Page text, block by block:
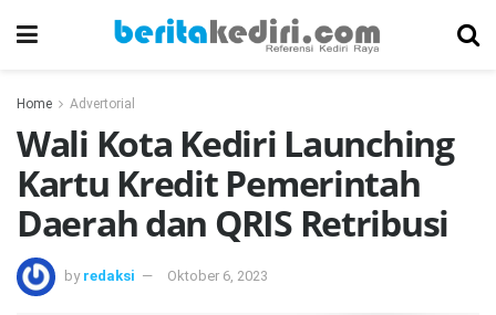
Home Advertorial
Wali Kota Kediri Launching
Kartu Kredit Pemerintah
Daerah dan QRIS Retribusi
by redaksi Oktober 6, 2023